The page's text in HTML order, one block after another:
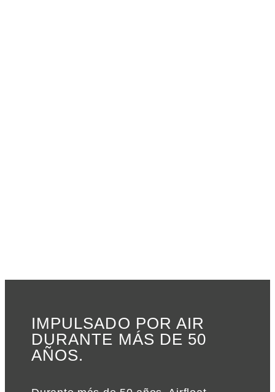
IMPULSADO POR AIR
DURANTE MÁS DE 50
AÑOS.